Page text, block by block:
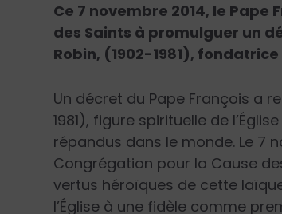
Ce 7 novembre 2014, le
des Saints à promulguer un
Robin, (1902-1981), fondatrice
Un décret du Pape François a
1981), figure spirituelle de
répandus dans le monde. Le 7
Congrégation pour la Cause
vertus héroïques de cette
l’Église à une fidèle comme